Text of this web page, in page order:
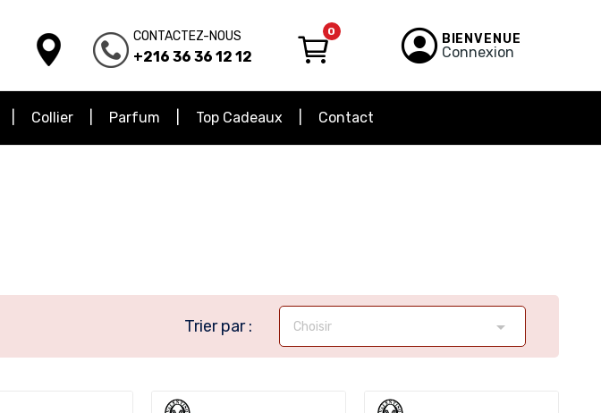
CONTACTEZ-NOUS
+216 36 36 12 12
0 BIENVENUE
Connexion
Collier Parfum Top Cadeaux Contact
Trier par : Choisir 